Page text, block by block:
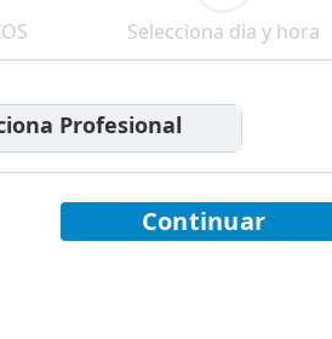
Selecciona dia y hora
Profesional
Continuar